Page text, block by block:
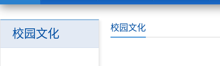
校园文化
校园文化